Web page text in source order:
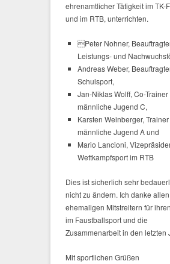
ehrenamtlicher Tätigkeit im TK-
und im RTB, unterrichten.
Peter Nohner,
Leistungs- und
Andreas Weber,
Schulsport,
Jan-Niklas Wolff, Co-Trainer
männliche Jugend C,
Karsten Weinberger, Trainer
männliche Jugend A und
Mario Lancioni,
Wettkampfsport im RTB
Dies ist sicherlich sehr
nicht zu ändern. Ich danke allen
ehemaligen Mitstreitern für
im Faustballsport und die
Zusammenarbeit in den letzten
Mit sportlichen Grüßen